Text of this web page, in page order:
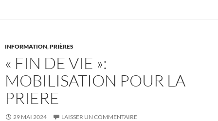
INFORMATION,PRIÈRES
« FIN DE VIE »:
MOBILISATION POUR LA
PRIERE
29 MAI 2024 LAISSER UN COMMENTAIRE